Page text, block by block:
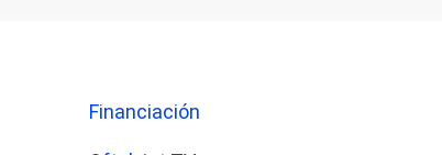
Financiación